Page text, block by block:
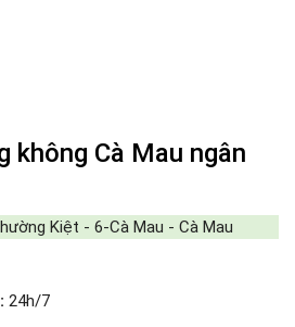
không Cà Mau ngân
Kiệt - 6-Cà Mau - Cà Mau
24h/7